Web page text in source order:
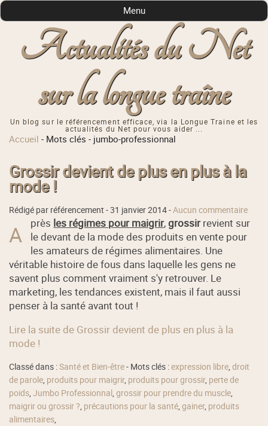
Actualités du Net
sur la longue traîne
Un blog sur le référencement efficace, via la Longue Traine et les
actualités du Net pour vous aider ...
Menu
Accueil - Mots clés - jumbo-professionnal
Grossir devient de plus en plus à la
mode !
Rédigé par référencement -31 janvier 2014-Aucun commentaire
A près les régimes pour maigrir,grossirrevient sur
le devant de la mode des produits en vente pour
les amateurs de régimes alimentaires. Une
véritable histoire de fous dans laquelle les gens ne
savent plus comment vraiment s'y retrouver. Le
marketing, les tendances existent, mais il faut aussi
penser à la santé avant tout !
Lire la suite de Grossir devient de plus en plus à la
mode !
Classé dans :Santé et Bien-être- Mots clés :expression libre,droit
de parole, produits pour maigrir, produits pour grossir, perte de
poids,Jumbo Professionnal ,grossir pour prendre du muscle,
maigrir ou grossir ?, précautions pour la santé,gainer, produits
alimentaires,